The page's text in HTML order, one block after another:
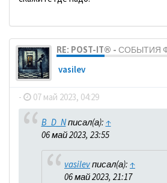
RE: POST-IT® -
vasilev
- 07 май 2023, 04:29
B_D_Nписал(а): ↑
06 май 2023, 23:55
vasilevписал(а): ↑
06 май 2023, 21:17